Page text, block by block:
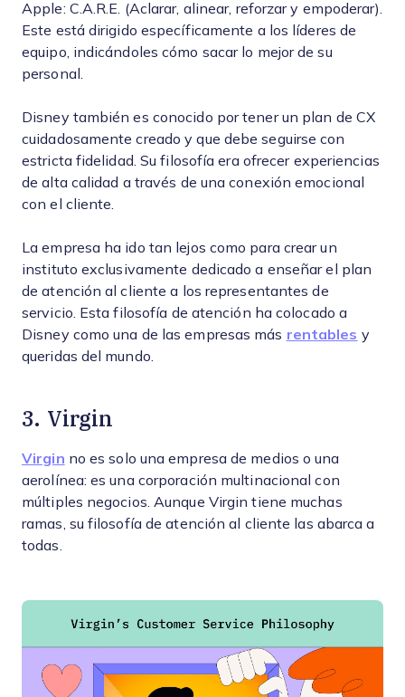
Apple: C.A.R.E. (Aclarar, alinear, reforzar y empoderar).
Este está dirigido específicamente a los líderes de
equipo, indicándoles cómo sacar lo mejor de su
personal.
Disney también es conocido por tener un plan de CX
cuidadosamente creado y que debe seguirse con
estricta fidelidad. Su filosofía era ofrecer experiencias
de alta calidad a través de una conexión emocional
con el cliente.
La empresa ha ido tan lejos como para crear un
instituto exclusivamente dedicado a enseñar el plan
de atención al cliente a los representantes de
servicio. Esta filosofía de atención ha colocado a
Disney como una de las empresas más rentables y
queridas del mundo.
3. Virgin
Virgin no es solo una empresa de medios o una
aerolínea: es una corporación multinacional con
múltiples negocios. Aunque Virgin tiene muchas
ramas, su filosofía de atención al cliente las abarca a
todas.